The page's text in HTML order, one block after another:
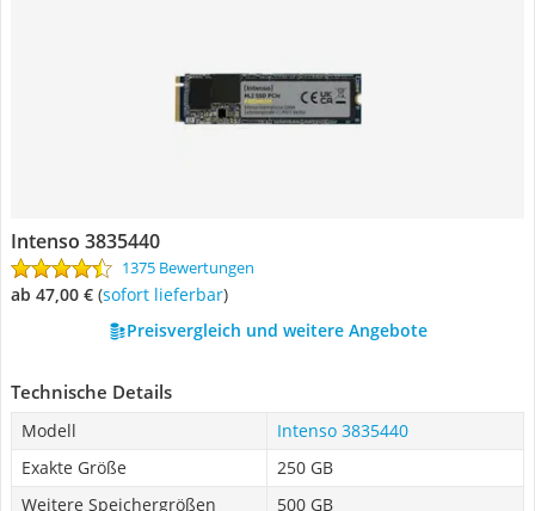
Intenso 3835440
1375 Bewertungen
ab 47,00 € ( Sofort lieferbar)
Preisvergleich und weitere Angebote
Technische Details
Modell
Intenso 3835440
Exakte Größe
250 GB
Weitere Speichergrößen
500 GB